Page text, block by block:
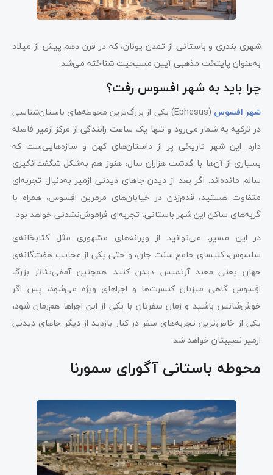
شهری بندری و باستانی از تمدن یونان، که در قرن دهم پیش از میلاد
به‌عنوان پایتخت مذهبی آیین مسیحیت شناخته می‌شد.
چرا باید به شهر افسوس رفت؟
شهر افسوس
(Ephesus) یکی از بزرگ‌ترین محوطه‌های باستان‌شناسی
در ترکیه به شمار می‌رود و تنها یک ساعت رانندگی از مرکز ازمیر فاصله
دارد. این شهر تاریخی پر از داستان‌های کهن و سازه‌هایی‌ست که
بسیاری از آن‌ها با گذشت هزاران سال، هنوز هم به‌شکل شگفت‌انگیزی
سالم مانده‌اند. اگر بعد از دیدن جاهای دیدنی ازمیر به‌دنبال تجربه‌ای
متفاوت هستید، قدم‌زدن در خیابان‌های مرمرین افِسوس، همراه با
گربه‌های ساکن این شهر باستانی، تجربه‌ای فراموش‌نشدنی خواهد بود.
در این مسیر، می‌توانید از ویرانه‌های مشهوری مثل کتابخانه‌ی
سلسوس، کلیسای جامع سنت جان، و حتی یکی از عجایب هفت‌گانه‌ی
جهان یعنی معبد آرتمیس دیدن کنید. همچنین آمفی‌تئاتر بزرگ
افِسوس گاهی میزبان کنسرت‌ها و اجراهای ویژه می‌شود، پس اگر
خوش‌شانس باشید و زمان سفرتان با یکی از این اجراها هم‌زمان شود،
یکی از خاص‌ترین تجربه‌های سفر در کنار بازدید از دیگر جاهای دیدنی
ازمیر نصیبتان خواهد شد.
محوطه باستانی آگورای سمورنا